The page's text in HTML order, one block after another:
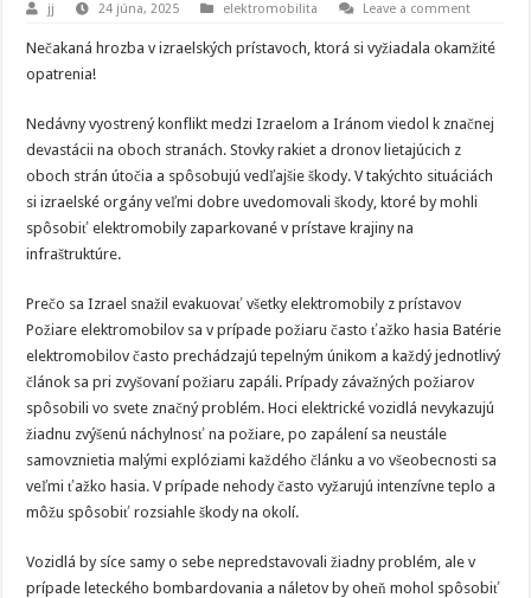
jj 24 júna, 2025 elektromobilita Leave a comment
Nečakaná hrozba v izraelských prístavoch, ktorá si vyžiadala okamžité
opatrenia!
Nedávny vyostrený konflikt medzi Izraelom a Iránom viedol k značnej
devastácii na oboch stranách. Stovky rakiet a dronov lietajúcich z
oboch strán útočia a spôsobujú vedľajšie škody. V takýchto situáciách
si izraelské orgány veľmi dobre uvedomovali škody, ktoré by mohli
spôsobiť elektromobily zaparkované v prístave krajiny na
infraštruktúre.
Prečo sa Izrael snažil evakuovať všetky elektromobily z prístavov
Požiare elektromobilov sa v prípade požiaru často ťažko hasia Batérie
elektromobilov často prechádzajú tepelným únikom a každý jednotlivý
článok sa pri zvyšovaní požiaru zapáli. Prípady závažných požiarov
spôsobili vo svete značný problém. Hoci elektrické vozidlá nevykazujú
žiadnu zvýšenú náchylnosť na požiare, po zapálení sa neustále
samovznietia malými explóziami každého článku a vo všeobecnosti sa
veľmi ťažko hasia. V prípade nehody často vyžarujú intenzívne teplo a
môžu spôsobiť rozsiahle škody na okolí.
Vozidlá by síce samy o sebe nepredstavovali žiadny problém, ale v
prípade leteckého bombardovania a náletov by oheň mohol spôsobiť